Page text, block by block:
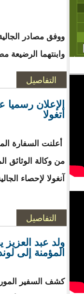
ووفق مصادر
وابنتهما الرضيعة
التفاصيل
الإعلان رسميا
أتغولا
أعلنت السفارة
من وكالة الوثائق
آنغولا لإحصاء
التفاصيل
ولد عبد العزيز
المؤمنة إلى
كشف السفير